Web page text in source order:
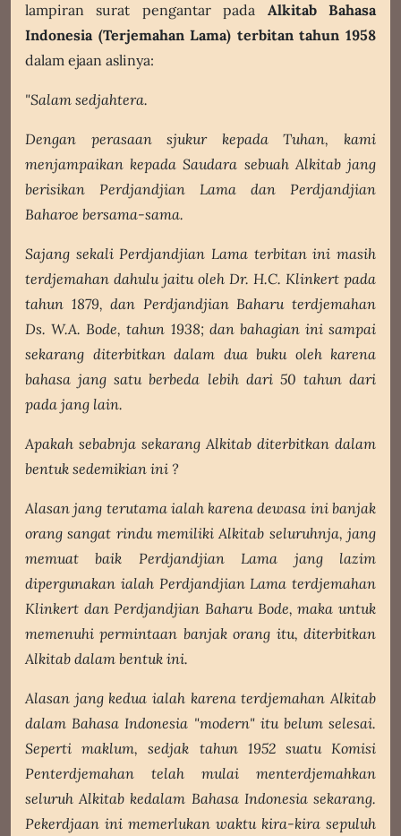
lampiran surat pengantar pada Alkitab Bahasa
Indonesia (Terjemahan Lama) terbitan tahun 1958
dalam ejaan aslinya:
"Salam sedjahtera.
Dengan perasaan sjukur kepada Tuhan, kami
menjampaikan kepada Saudara sebuah Alkitab jang
berisikan Perdjandjian Lama dan Perdjandjian
Baharoe bersama-sama.
Sajang sekali Perdjandjian Lama terbitan ini masih
terdjemahan dahulu jaitu oleh Dr. H.C. Klinkert pada
tahun 1879, dan Perdjandjian Baharu terdjemahan
Ds. W.A. Bode, tahun 1938; dan bahagian ini sampai
sekarang diterbitkan dalam dua buku oleh karena
bahasa jang satu berbeda lebih dari 50 tahun dari
pada jang lain.
Apakah sebabnja sekarang Alkitab diterbitkan dalam
bentuk sedemikian ini ?
Alasan jang terutama ialah karena dewasa ini banjak
orang sangat rindu memiliki Alkitab seluruhnja, jang
memuat baik Perdjandjian Lama jang lazim
dipergunakan ialah Perdjandjian Lama terdjemahan
Klinkert dan Perdjandjian Baharu Bode, maka untuk
memenuhi permintaan banjak orang itu, diterbitkan
Alkitab dalam bentuk ini.
Alasan jang kedua ialah karena terdjemahan Alkitab
dalam Bahasa Indonesia "modern" itu belum selesai.
Seperti maklum, sedjak tahun 1952 suatu Komisi
Penterdjemahan telah mulai menterdjemahkan
seluruh Alkitab kedalam Bahasa Indonesia sekarang.
Pekerdjaan ini memerlukan waktu kira-kira sepuluh